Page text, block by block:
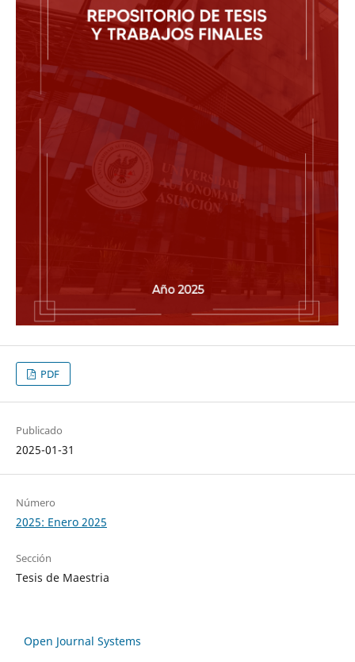
PDF
Publicado
2025-01-31
Número
2025: Enero 2025
Sección
Tesis de Maestria
Open Journal Systems